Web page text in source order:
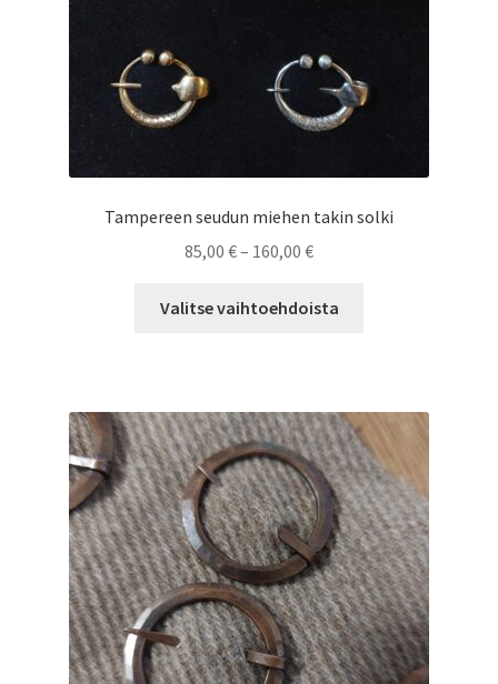
Tampereen seudun miehen takin solki
85,00 €– 160,00 €Hintaluokka:
-
Valitse vaihtoehdoista
Voit
tehdä
valinnat
tuotteen
sivulla.